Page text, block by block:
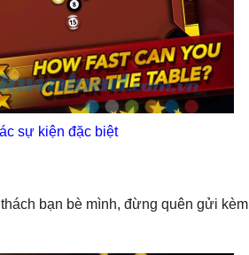
sự kiện đặc biệt
bạn bè mình, đừng quên gửi kèm